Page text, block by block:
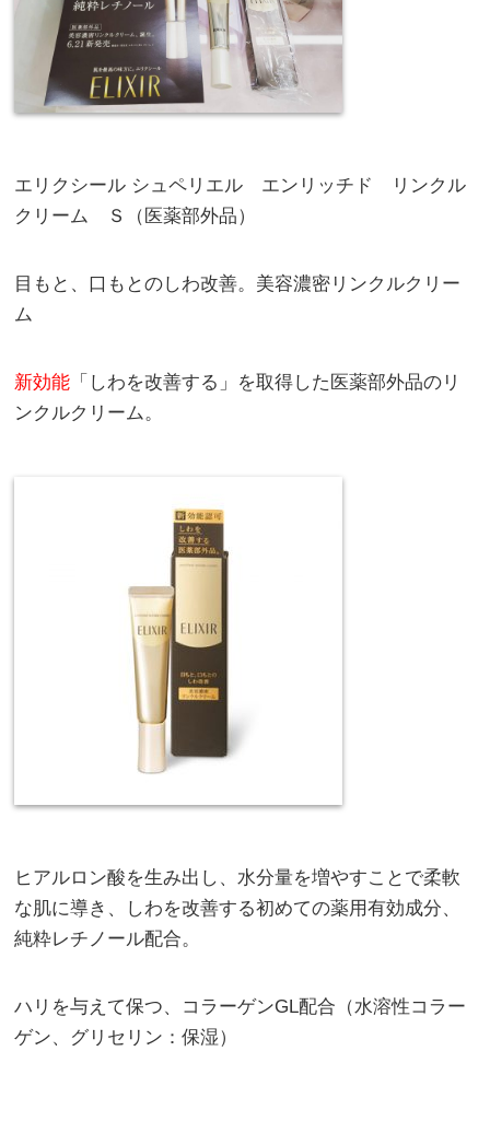
エリクシール シュペリエル エンリッチド リンクル
クリーム Ｓ（医薬部外品）
目もと、口もとのしわ改善。美容濃密リンクルクリー
ム
新効能 「しわを改善する」を取得した医薬部外品のリ
ンクルクリーム。
ヒアルロン酸を生み出し、水分量を増やすことで柔軟
な肌に導き、しわを改善する初めての薬用有効成分、
純粋レチノール配合。
ハリを与えて保つ、コラーゲンGL配合（水溶性コラー
ゲン、グリセリン：保湿）